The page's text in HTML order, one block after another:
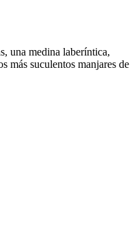
una medina laberíntica,
más suculentos manjares de